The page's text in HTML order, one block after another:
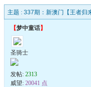
主题 : 337期：新澳门【王者
【梦中童话】
圣骑士
发帖: 2313
威望: 20041 点